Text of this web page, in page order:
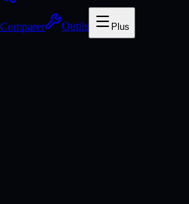
Comparer Outils Plus